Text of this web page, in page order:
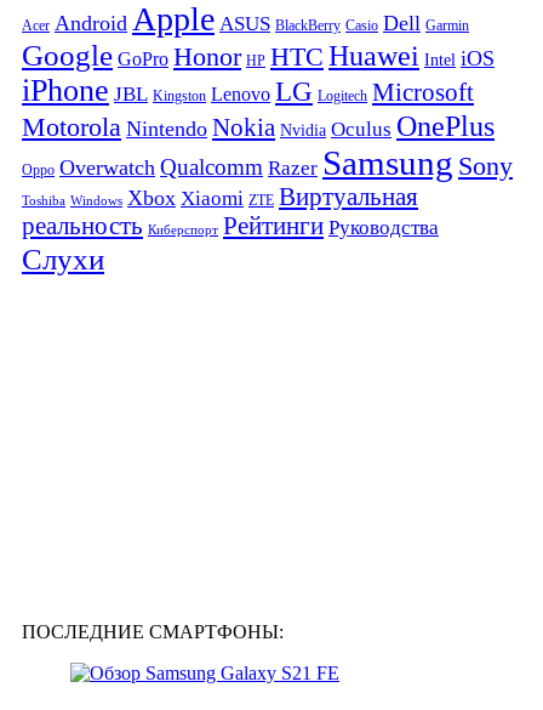
Acer Android Apple ASUS BlackBerry Casio Dell Garmin
Google GoPro Honor HP HTC Huawei Intel iOS
iPhone JBL Kingston Lenovo LG Logitech Microsoft
Motorola Nintendo Nokia Nvidia Oculus OnePlus
Oppo Overwatch Qualcomm Razer Samsung Sony
Toshiba Windows Xbox Xiaomi ZTE Виртуальная
реальность Киберспорт Рейтинги Руководства
Слухи
ПОСЛЕДНИЕ СМАРТФОНЫ: